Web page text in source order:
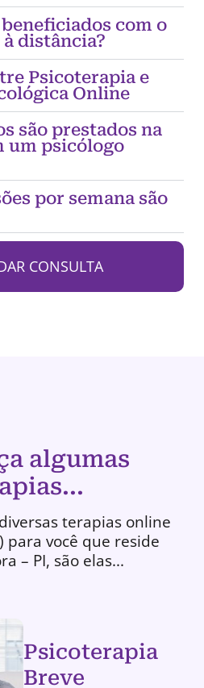
beneficiados com o
distância?
Psicoterapia e
Online
são prestados na
um psicólogo
por semana são
CONSULTA
algumas
terapias online
para você que reside
– PI, são elas...
Psicoterapia
Breve